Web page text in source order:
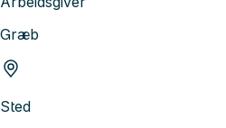
Græb
Sted